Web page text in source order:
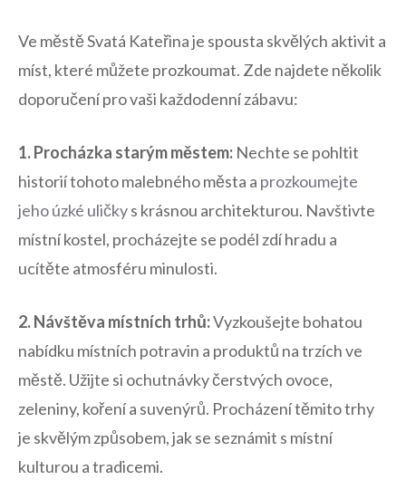
Ve městě‌ Svatá⁢ Kateřina je ⁣spousta skvělých ⁤aktivit a‍
míst, které ‍můžete prozkoumat. Zde najdete několik
‍doporučení ⁢pro vaši každodenní ⁢zábavu:
1. Procházka starým ⁤městem: Nechte se pohltit‍
historií tohoto malebného města a prozkoumejte
jeho úzké uličkys ⁢krásnou architekturou. Navštivte⁤
místní kostel, ‌procházejte se podél zdí hradu a
⁣ucítěte ⁤atmosféru minulosti.
2. Návštěva místních‌ trhů:Vyzkoušejte bohatou
nabídku místních potravin a produktů ​na ⁢trzích ‍ve
městě. Užijte ⁤si ochutnávky⁤ čerstvých‍ ovoce,‌
zeleniny, koření a⁤ suvenýrů. Procházení těmito trhy
je skvělým způsobem,‌ jak⁤ se ‌seznámit s místní⁢
kulturou a tradicemi.